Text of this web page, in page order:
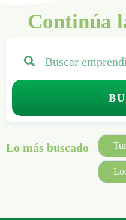
Continúa
Lo más buscado